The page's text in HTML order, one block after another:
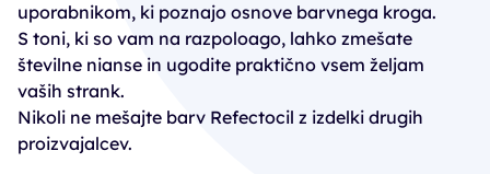
uporabnikom, ki poznajo osnove barvnega kroga.
S toni, ki so vam na razpoloago, lahko zmešate
številne nianse in ugodite praktično vsem željam
vaših strank.
Nikoli ne mešajte barv Refectocil z izdelki drugih
proizvajalcev.